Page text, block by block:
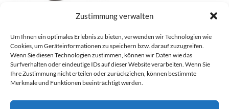
Zustimmung verwalten
Um Ihnen ein optimales Erlebnis zu bieten, verwenden wir Technologien wie
Cookies, um Geräteinformationen zu speichern bzw. darauf zuzugreifen.
Wenn Sie diesen Technologien zustimmen, können wir Daten wie das
Surfverhalten oder eindeutige IDs auf dieser Website verarbeiten. Wenn Sie
Ihre Zustimmung nicht erteilen oder zurückziehen, können bestimmte
Merkmale und Funktionen beeinträchtigt werden.
Fossil Automatik Uhren –
€279,00
Transfer